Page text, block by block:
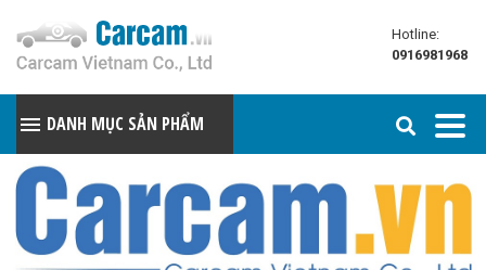
Hotline:
0916981968
DANH MỤC SẢN PHẨM